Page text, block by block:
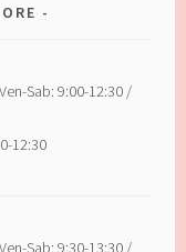
Sab: 9:00-12:30 /
12:30
Sab: 9:30-13:30 /